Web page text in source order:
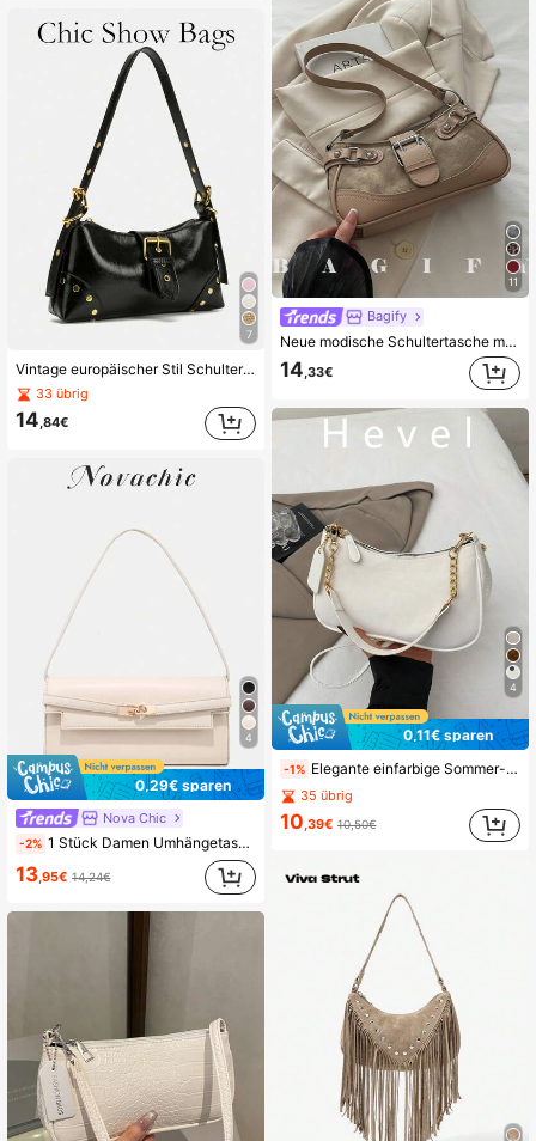
7
Vintage europäischer Stil Schultertasche mit Reißverschluss, in schickem Stil gefertigt, einzigartiges Aussehen, kann als Handtasche oder Unterarmtasche verwendet werden, Business lässig Damen Tasche, perfekt für Büro, Geschäft und Arbeitsanlässe, Vintage Damen Tasche
33 übrig
14,84€
4
0,29€ sparen
Nova Chic
-2% 1 Stück Damen Umhängetasche von Novachic, mit Metall-Schnallen-Dekor, Mode, Luxus, elegant, minimalistisch, personalisiert, multifunktional, retro, geeignet für Date, Alltag, Einkaufen, Nachmittagstee, Cocktailparty, Party, Abschlussball, Abenddate, Bankett
13 ,95€ 14,24€
11
Bagify
Neue modische Schultertasche mit Schnalle und Leopard Muster, geeignet für Partys, Zusammenkünfte, Ausflüge, Urlaub, Einkaufen und den täglichen Gebrauch, kann Münzen, Handy aufbewahren, auch als Arbeitstasche für Angestellte, Studenten und Büroangestellte, elegante Damenhandtasche
14,33€
4
0,11€ sparen
-1% Elegante einfarbige Sommer-Handtasche mit Anhänger, klassische multifunktionale Mode-Schulter- und Umhängetasche für Damen mit Buchstaben-Dekor, geeignet für Einkaufen, Portemonnaie, junge Frauen, Studentinnen, Neuvermählte, Büroangestellte. Geeignet für Büro, Schule, Arbeit, Geschäft, Portemonnaie und Damentaschen
35 übrig
10,39€ 10,50€